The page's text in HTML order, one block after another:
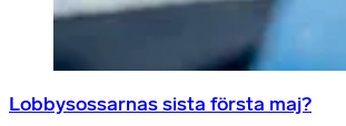
Lobbysossarnas sista första maj?